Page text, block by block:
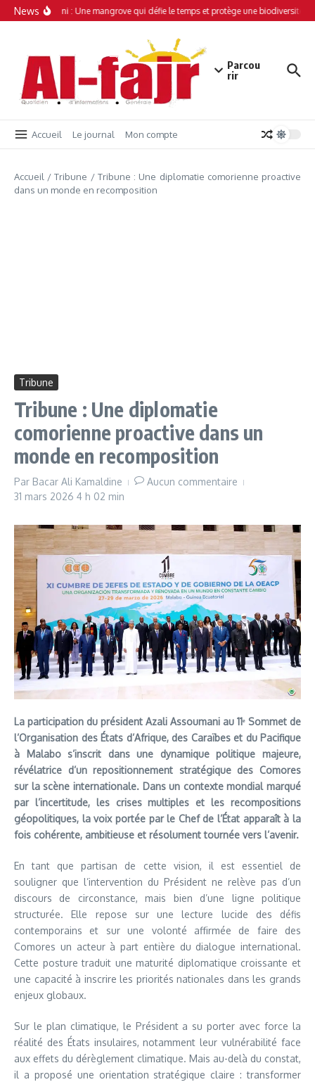
Aller au contenu
News
Simamboini : Une mangrove qui défie le temps et protège une biodiversité
Parcou
rir
Accueil Le journal Mon compte
Accueil /Tribune / Tribune : Une diplomatie comorienne proactive
dans un monde en recomposition
Tribune
Tribune : Une diplomatie
comorienne proactive dans un
monde en recomposition
Par Bacar Ali Kamaldine
Aucun commentaire
31 mars 2026 4 h 02 min
La participation du président Azali Assoumani au 11ᵉ Sommet de
l’Organisation des États d’Afrique, des Caraïbes et du Pacifique
à Malabo s’inscrit dans une dynamique politique majeure,
révélatrice d’un repositionnement stratégique des Comores
sur la scène internationale. Dans un contexte mondial marqué
par l’incertitude, les crises multiples et les recompositions
géopolitiques, la voix portée par le Chef de l’État apparaît à la
fois cohérente, ambitieuse et résolument tournée vers l’avenir.
En tant que partisan de cette vision, il est essentiel de
souligner que l’intervention du Président ne relève pas d’un
discours de circonstance, mais bien d’une ligne politique
structurée. Elle repose sur une lecture lucide des défis
contemporains et sur une volonté affirmée de faire des
Comores un acteur à part entière du dialogue international.
Cette posture traduit une maturité diplomatique croissante et
une capacité à inscrire les priorités nationales dans les grands
enjeux globaux.
Sur le plan climatique, le Président a su porter avec force la
réalité des États insulaires, notamment leur vulnérabilité face
aux effets du dérèglement climatique. Mais au-delà du constat,
il a proposé une orientation stratégique claire : transformer